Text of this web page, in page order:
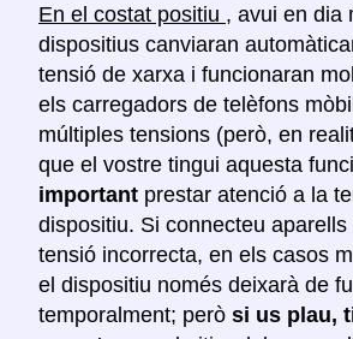
En el costat positiu , avui en dia
dispositius canviaran
tensió de xarxa i funcionaran
els carregadors de telèfons
múltiples tensions (però, en
que el vostre tingui aquesta
important prestar atenció a la
dispositiu. Si connecteu
tensió incorrecta, en els casos
el dispositiu només deixarà de
temporalment; però si us plau,